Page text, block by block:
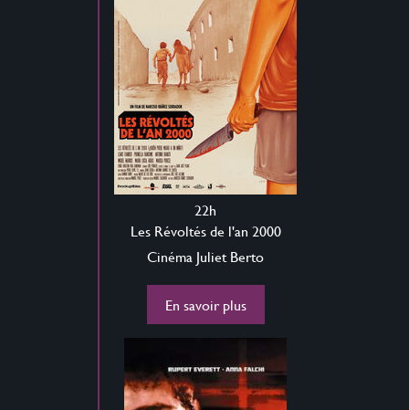
22h
Les Révoltés de l'an 2000
Cinéma Juliet Berto
En savoir plus